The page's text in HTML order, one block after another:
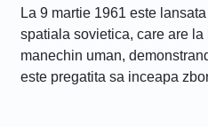
La 9 martie 1961 este
spatiala sovietica, care are
manechin uman,
este pregatita sa inceapa